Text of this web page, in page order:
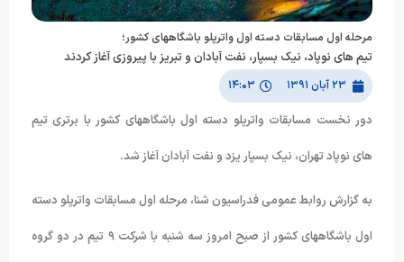
مرحله اول مسابقات دسته اول واترپلو باشگاههای كشور؛
تیم های نوپاد، نیک بسپار، نفت آبادان و تبریز با پیروزی آغاز کردند
۲۳ آبان ۱۳۹۱ ۱۴:۰۳
دور نخست مسابقات واترپلو دسته اول باشگاههای کشور با برتری تیم
های نوپاد تهران، نیک بسپار یزد و نفت آبادان آغاز شد.
به گزارش روابط عمومی فدراسیون شنا، مرحله اول مسابقات واترپلو دسته
اول باشگاههای کشور از صبح امروز سه شنبه با شرکت ٩ تیم در دو گروه